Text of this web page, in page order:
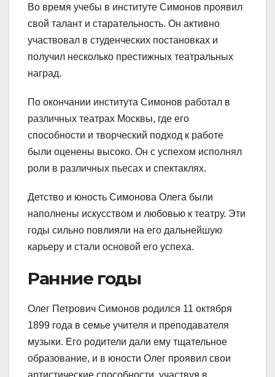
Во время учебы в институте Симонов проявил
свой талант и старательность. Он активно
участвовал в студенческих постановках и
получил несколько престижных театральных
наград.
По окончании института Симонов работал в
различных театрах Москвы, где его
способности и творческий подход к работе
были оценены высоко. Он с успехом исполнял
роли в различных пьесах и спектаклях.
Детство и юность Симонова Олега были
наполнены искусством и любовью к театру. Эти
годы сильно повлияли на его дальнейшую
карьеру и стали основой его успеха.
Ранние годы
Олег Петрович Симонов родился 11 октября
1899 года в семье учителя и преподавателя
музыки. Его родители дали ему тщательное
образование, и в юности Олег проявил свои
артистические способности, участвуя в